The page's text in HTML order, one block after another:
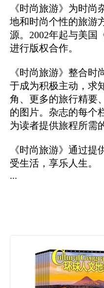
《时尚旅游》为时
地和时尚个性的旅游
源。2002年起与美国
进行版权合作。
《时尚旅游》整合
于成为积极主动，求
角、更多的旅行精要
的图片。杂志的每个
为读者提供旅程所需
《时尚旅游》通过
受生活，享乐人生。
...